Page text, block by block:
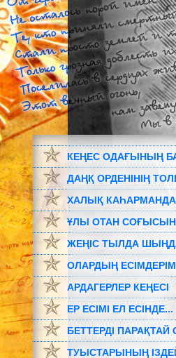
КЕҢЕС ОДАҒЫНЫҢ
ДАҢҚ ОРДЕНІНІҢ
ХАЛЫҚ
ҰЛЫ ОТАН
ЖЕҢІС ТЫЛДА
ОЛАРДЫҢ
АРДАГЕРЛЕР КЕҢЕСІ
ЕР ЕСІМІ ЕЛ ЕСІНДЕ...
БЕТТЕРДІ
ТУЫСТАРЫНЫҢ